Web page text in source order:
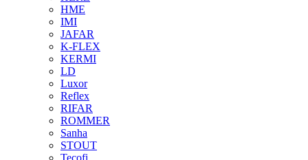
HME
IMI
JAFAR
K-FLEX
KERMI
LD
Luxor
Reflex
RIFAR
ROMMER
Sanha
STOUT
Tecofi